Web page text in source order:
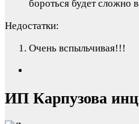
бороться будет сложно
Недостатки:
Очень вспыльчивая!!!
ИП Карпузова